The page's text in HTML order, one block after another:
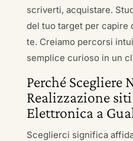
scriverti, acquistare.
del tuo target per capire
te. Creiamo percorsi
semplice curioso in un
Perché Scegliere
Realizzazione
Elettronica a
Sceglierci significa